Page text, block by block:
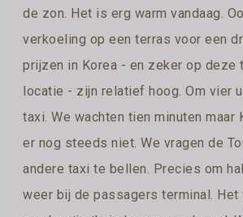
de zon. Het is erg warm vandaag.
verkoeling op een terras voor een
prijzen in Korea - en zeker op deze
locatie - zijn relatief hoog. Om vier
taxi. We wachten tien minuten maar
er nog steeds niet. We vragen de
andere taxi te bellen. Precies om
weer bij de passagers terminal.